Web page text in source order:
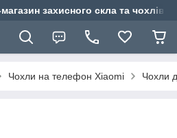
захисного скла та чохлів
Чохли на телефон Xiaomi Чохли